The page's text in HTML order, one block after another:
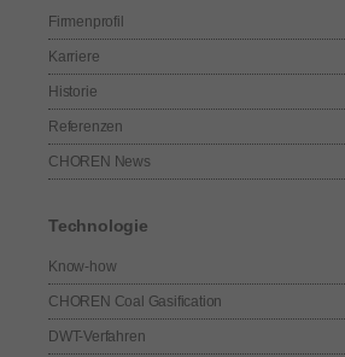
Firmenprofil
Karriere
Historie
Referenzen
CHOREN News
Technologie
Know-how
CHOREN Coal Gasification
DWT-Verfahren